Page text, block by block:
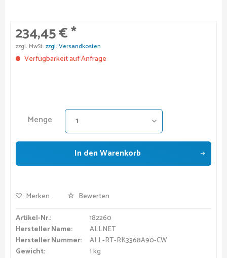
234,45 € *
zzgl. MwSt. zzgl. Versandkosten
Verfügbarkeit auf Anfrage
Menge
In denWarenkorb
Merken
Bewerten
Artikel-Nr.:
182260
Hersteller Name:
ALLNET
Hersteller Nummer:
ALL-RT-RK3368A90-CW
Gewicht:
1 kg